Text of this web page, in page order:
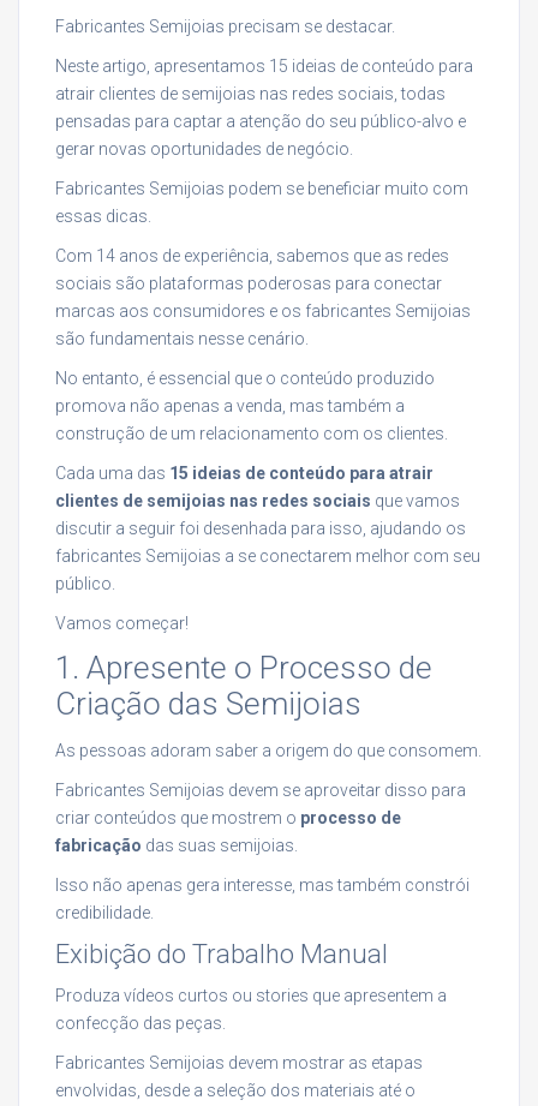
Fabricantes Semijoias precisam se destacar.
Neste artigo, apresentamos 15 ideias de conteúdo para
atrair clientes de semijoias nas redes sociais, todas
pensadas para captar a atenção do seu público-alvo e
gerar novas oportunidades de negócio.
Fabricantes Semijoias podem se beneficiar muito com
essas dicas.
Com 14 anos de experiência, sabemos que as redes
sociais são plataformas poderosas para conectar
marcas aos consumidores e os fabricantes Semijoias
são fundamentais nesse cenário.
No entanto, é essencial que o conteúdo produzido
promova não apenas a venda, mas também a
construção de um relacionamento com os clientes.
Cada uma das 15 ideias de conteúdo para atrair
clientes de semijoias nas redes sociais que vamos
discutir a seguir foi desenhada para isso, ajudando os
fabricantes Semijoias a se conectarem melhor com seu
público.
Vamos começar!
1. Apresente o Processo de
Criação das Semijoias
As pessoas adoram saber a origem do que consomem.
Fabricantes Semijoias devem se aproveitar disso para
criar conteúdos que mostrem o processo de
fabricação das suas semijoias.
Isso não apenas gera interesse, mas também constrói
credibilidade.
Exibição do Trabalho Manual
Produza vídeos curtos ou stories que apresentem a
confecção das peças.
Fabricantes Semijoias devem mostrar as etapas
envolvidas, desde a seleção dos materiais até o